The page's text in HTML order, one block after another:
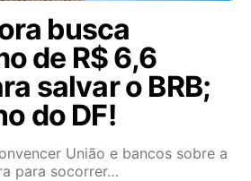
busca
de R$ 6,6
salvar o BRB;
do DF!
União e bancos sobre a
para socorrer…